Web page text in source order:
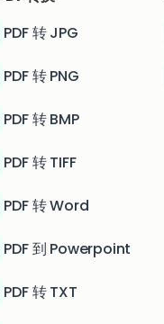
PDF 转 JPG
PDF 转 PNG
PDF 转 BMP
PDF 转 TIFF
PDF 转 Word
PDF 到 Powerpoint
PDF 转 TXT